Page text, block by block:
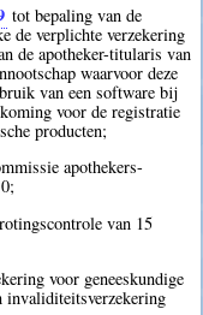
tot bepaling van de
de verplichte verzekering
de apotheker-titularis van
waarvoor deze
van een software bij
voor de registratie
producten;
apothekers-
van 15
voor geneeskundige